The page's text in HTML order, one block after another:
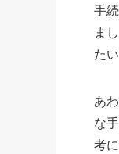
手
ま
た
あ
な
考